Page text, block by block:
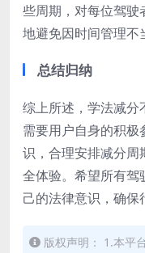
些周期，对每位驾驶
地避免因时间管理不
总结归纳
综上所述，学法减分
需要用户自身的积
识，合理安排减分周
全体验。希望所有驾
己的法律意识，确保
版权声明： 1.本平